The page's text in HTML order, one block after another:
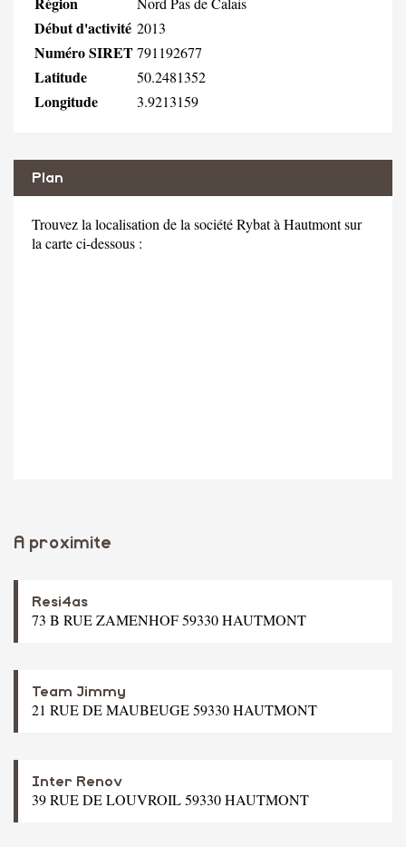
Début d'activité 2013
Numéro SIRET791192677
Latitude 50.2481352
Longitude 3.9213159
Plan
Trouvez la localisation de la société Rybat à Hautmont sur
la carte ci-dessous :
A proximite
Resi4as
73 B RUE ZAMENHOF 59330 HAUTMONT
Team Jimmy
21 RUE DE MAUBEUGE 59330 HAUTMONT
Inter Renov
39 RUE DE LOUVROIL 59330 HAUTMONT